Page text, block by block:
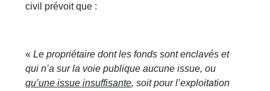
civil prévoit que :
«Le propriétaire dont les fonds sont enclavés et
qui n’a sur la voie publique aucune issue, ou
qu’une issue insuffisante, soit pour l’exploitation